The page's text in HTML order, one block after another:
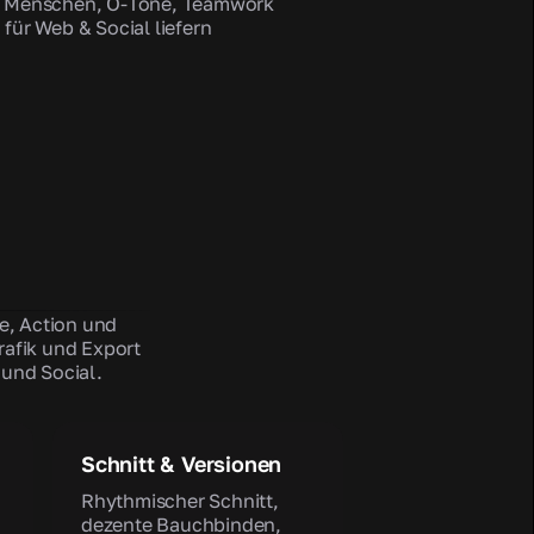
Web & Social liefern
Action und
und Export
Social.
Schnitt & Versionen
Rhythmischer Schnitt,
dezente Bauchbinden,